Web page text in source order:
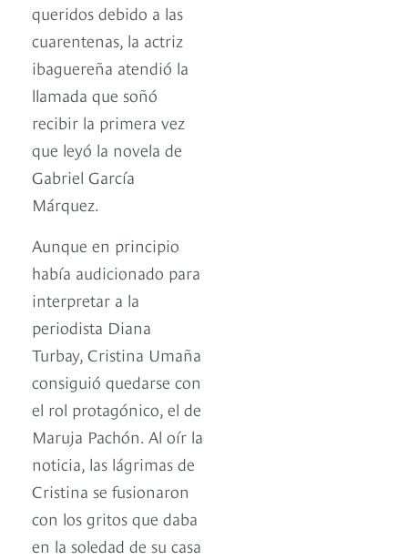
queridos debido a las
cuarentenas, la actriz
ibaguereña atendió la
llamada que soñó
recibir la primera vez
que leyó la novela de
Gabriel García
Márquez.
Aunque en principio
había audicionado para
interpretar a la
periodista Diana
Turbay, Cristina Umaña
consiguió quedarse con
el rol protagónico, el de
Maruja Pachón. Al oír la
noticia, las lágrimas de
Cristina se fusionaron
con los gritos que daba
en la soledad de su casa